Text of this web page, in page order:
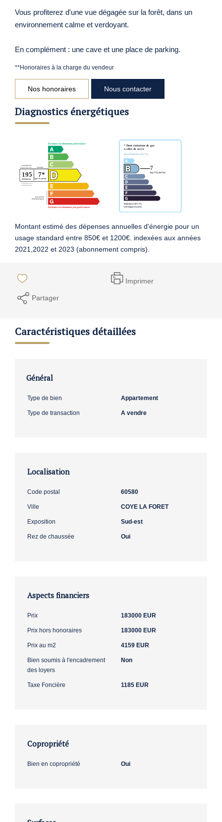
Vous profiterez d'une vue dégagée sur la forêt, dans un
environnement calme et verdoyant.
En complément : une cave et une place de parking.
**Honoraires à la charge du vendeur
Nos honoraires Nous contacter
Diagnostics énergétiques
Montant estimé des dépenses annuelles d'énergie pour un
usage standard entre 850€ et 1200€. indexées aux années
2021,2022 et 2023 (abonnement compris).
Imprimer
Partager
Caractéristiques détaillées
Général
Type de bien Appartement
Type de transaction A vendre
Localisation
Code postal 60580
Ville COYE LA FORET
Exposition Sud-est
Rez de chaussée Oui
Aspects financiers
Prix 183000 EUR
Prix hors honoraires 183000 EUR
Prix au m2 4159 EUR
Bien soumis à l'encadrement
des loyers
Non
Taxe Foncière 1185 EUR
Copropriété
Bien en copropriété Oui